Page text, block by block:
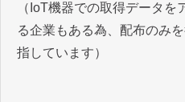
（IoT機器での取得データ
る企業もある為、配布のみ
指しています）